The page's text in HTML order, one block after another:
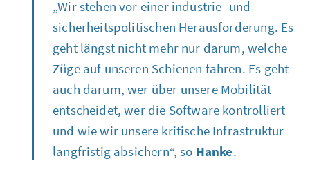
„Wir stehen vor einer industrie- und
sicherheitspolitischen Herausforderung. Es
geht längst nicht mehr nur darum, welche
Züge auf unseren Schienen fahren. Es geht
auch darum, wer über unsere Mobilität
entscheidet, wer die Software kontrolliert
und wie wir unsere kritische Infrastruktur
langfristig absichern“, so Hanke.